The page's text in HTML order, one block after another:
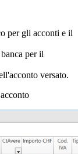
per gli acconti e il
per il
versato.